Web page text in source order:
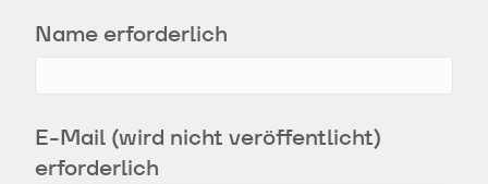
Name erforderlich
E-Mail (wird nicht veröffentlicht)
erforderlich